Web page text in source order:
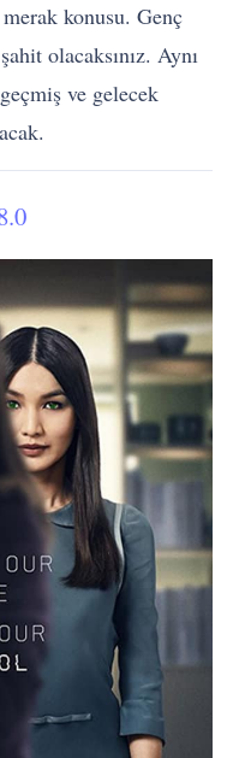
konusu. Genç
olacaksınız. Aynı
ve gelecek